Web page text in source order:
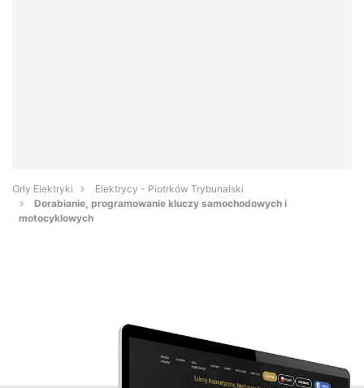
Orły Elektryki
Elektrycy - Piotrków Trybunalski
Dorabianie, programowanie kluczy samochodowych i
motocyklowych